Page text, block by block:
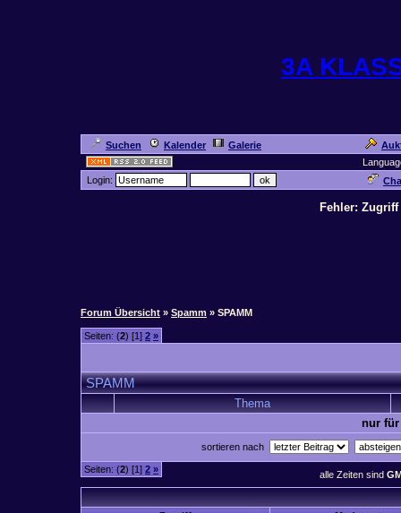
3A
Suchen Kalender Galerie
Login:
Fehler:
Forum Übersicht » Spamm » SPAMM
Seiten: (2) [1] 2 »
SPAMM
Thema
nur für
sortieren nach
Seiten: (2) [1] 2 » alle Zeiten sind